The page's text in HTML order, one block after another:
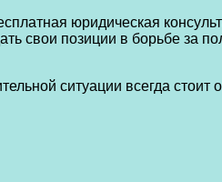
юридическая
свои позиции в борьбе за
ситуации всегда стоит